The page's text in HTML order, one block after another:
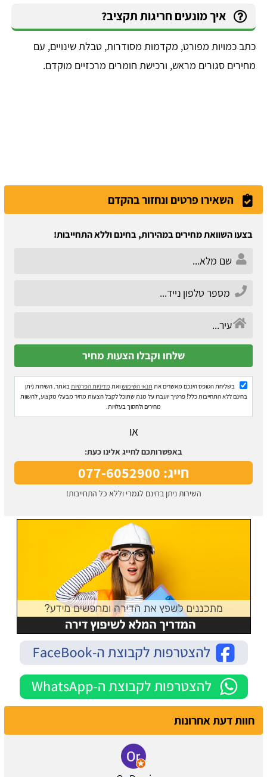
איך מונעים חריגות תקציב?
כתב כמויות מפורט, מקדמות מסודרות, טבלת שינויים, עם
מחירים סגורים מראש, ורכישת חומרים מרכזיים מוקדם.
השאירו פרטים ונחזור בהקדם
בצעו השוואת מחירים במהירות, בחינם וללא התחייבות!
בשליחת הטופס הינכם מאשרים את תנאי השימושואת מדיניות הפרטיותבאתר. השירות ניתן
בחינם ללא התחייבות כלל! פרטיך יועברו על מנת שתוכל לקבל הצעות מחיר מבעלי מקצוע, להשוות
מחירים ולחסוך בעלויות.
או
באפשרותכם לחייג אלינו כעת:
חייג: 077-6052900
השירות ניתן בחינם לגמרי וללא כל התחייבות!
חוות דעת אחרונות